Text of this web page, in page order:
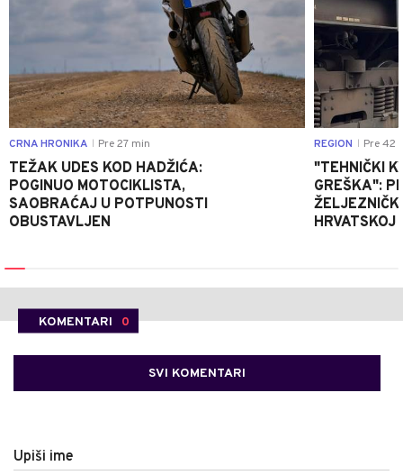
CRNA HRONIKA Pre 27 min
TEŽAK UDES KOD HADŽIĆA:
POGINUO MOTOCIKLISTA,
SAOBRAĆAJ U POTPUNOSTI
OBUSTAVLJEN
REGION Pre 42
"TEHNIČKI
GREŠKA":
HRVATSKOJ
KOMENTARI 0
SVI KOMENTARI
Upiši ime